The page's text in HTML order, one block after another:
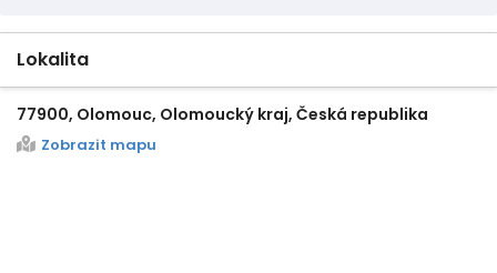
Lokalita
77900, Olomouc, Olomoucký kraj, Česká republika
Zobrazit mapu